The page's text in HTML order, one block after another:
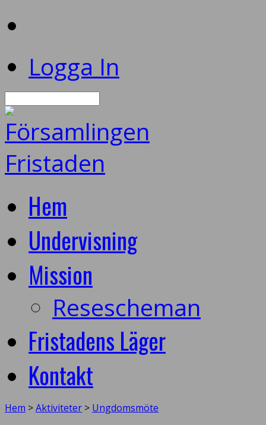
Logga In
Hem
Undervisning
Mission
Resescheman
Fristadens Läger
Kontakt
Hem >Aktiviteter > Ungdomsmöte